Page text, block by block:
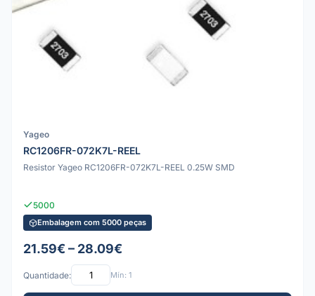
Yageo
RC1206FR-072K7L-REEL
Resistor Yageo RC1206FR-072K7L-REEL 0.25W SMD
5000
Embalagem com 5000 peças
21.59€ – 28.09€
Quantidade: Mín: 1